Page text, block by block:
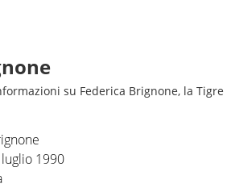
su Federica Brignone, la Tigre
1990